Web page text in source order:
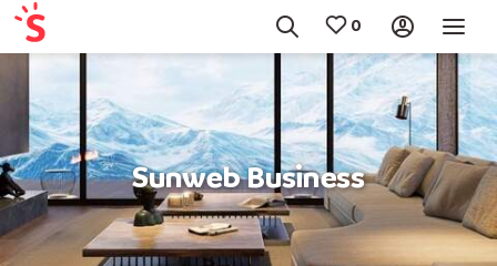
Sunweb Business